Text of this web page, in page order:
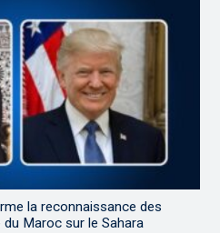
la reconnaissance des
Maroc sur le Sahara